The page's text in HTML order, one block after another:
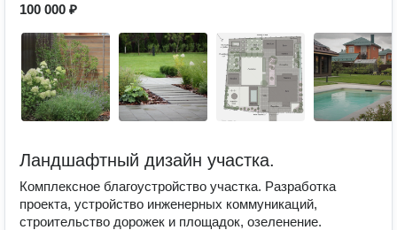
100 000 ₽
Ландшафтный дизайн участка.
Комплексное благоустройство участка. Разработка
проекта, устройство инженерных коммуникаций,
строительство дорожек и площадок, озеленение.